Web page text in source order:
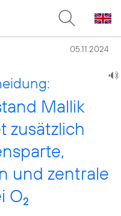
05.11.2024
Mallik
zusätzlich
und zentrale
O2